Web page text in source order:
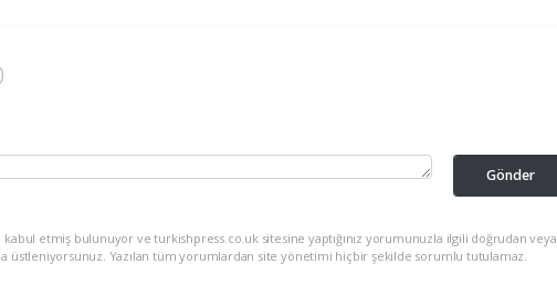
Gönder
kabul etmiş bulunuyor ve turkishpress.co.uk sitesine yaptığınız yorumunuzla ilgili doğrudan veya
üstleniyorsunuz. Yazılan tüm yorumlardan site yönetimi hiçbir şekilde sorumlu tutulamaz.